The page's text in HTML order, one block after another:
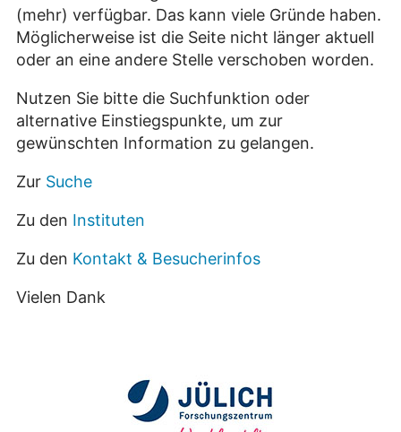
(mehr) verfügbar. Das kann viele Gründe haben.
Möglicherweise ist die Seite nicht länger aktuell
oder an eine andere Stelle verschoben worden.
Nutzen Sie bitte die Suchfunktion oder
alternative Einstiegspunkte, um zur
gewünschten Information zu gelangen.
Zur Suche
Zu den Instituten
Zu den Kontakt & Besucherinfos
Vielen Dank